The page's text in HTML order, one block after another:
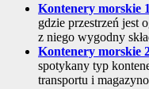
Kontenery morskie
gdzie przestrzeń jest
z niego wygodny
Kontenery morskie
spotykany typ
transportu i